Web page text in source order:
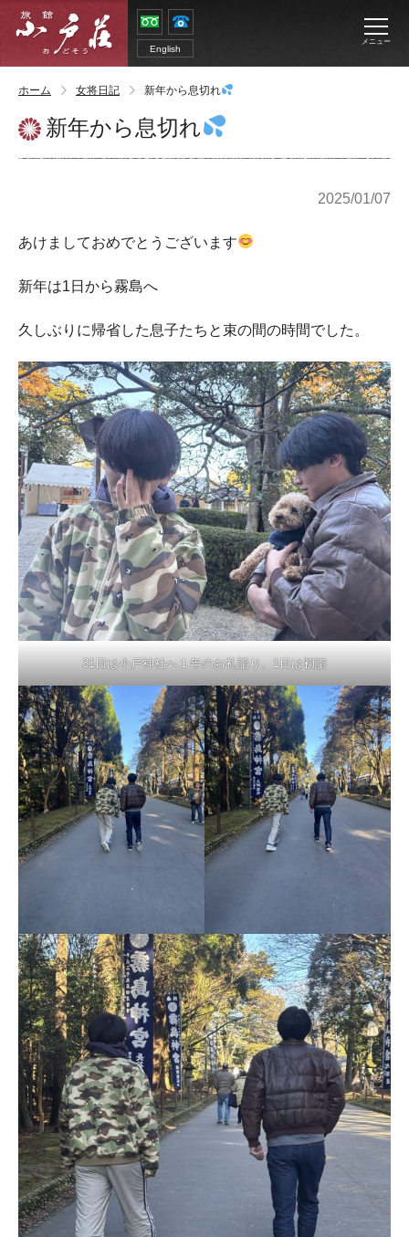
English
メニュー
ホーム 女将日記 新年から息切れ
新年から息切れ
2025/01/07
あけましておめでとうございます
新年は1日から霧島へ
久しぶりに帰省した息子たちと束の間の時間でした。
31日は小戸神社へ１年のお礼詣り、1日は初詣